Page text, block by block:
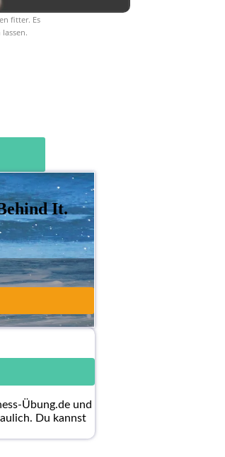
fitter. Es
It.
Übung.de und
Du kannst